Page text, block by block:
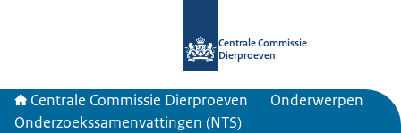
Centrale Commissie
Dierproeven
Centrale Commissie Dierproeven
Onderwerpen
Onderzoekssamenvattingen (NTS)